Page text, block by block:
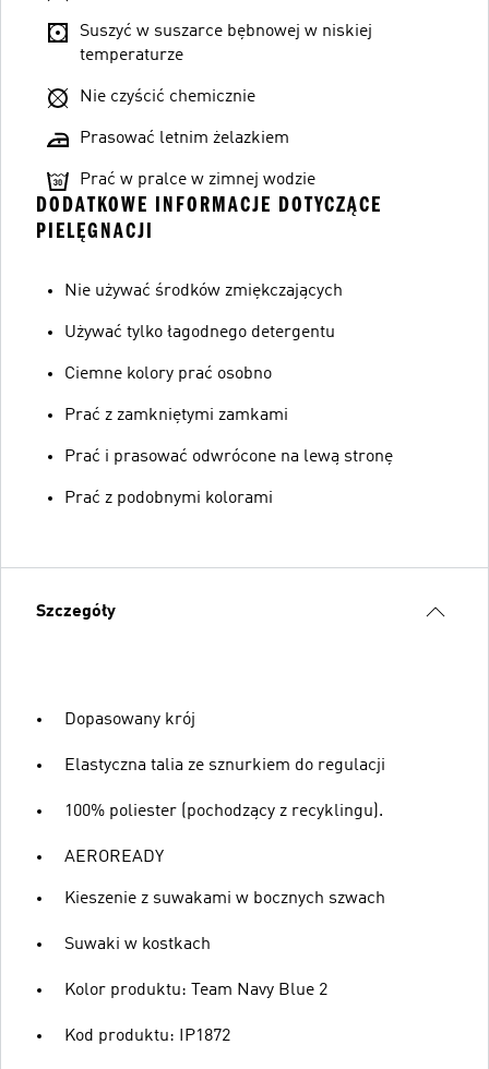
Suszyć w suszarce bębnowej w niskiej
temperaturze
Nie czyścić chemicznie
Prasować letnim żelazkiem
Prać w pralce w zimnej wodzie
DODATKOWE INFORMACJE DOTYCZĄCE
PIELĘGNACJI
Nie używać środków zmiękczających
Używać tylko łagodnego detergentu
Ciemne kolory prać osobno
Prać z zamkniętymi zamkami
Prać i prasować odwrócone na lewą stronę
Prać z podobnymi kolorami
Szczegóły
Dopasowany krój
Elastyczna talia ze sznurkiem do regulacji
100% poliester (pochodzący z recyklingu).
AEROREADY
Kieszenie z suwakami w bocznych szwach
Suwaki w kostkach
Kolor produktu: Team Navy Blue 2
Kod produktu: IP1872